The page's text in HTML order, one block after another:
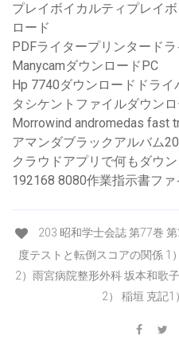
プレイボイカルティプレイ
ロード
PDFライタープリンタード
ManycamダウンロードPC
Hp 7740ダウンロードドライ
タシケントファイルダウン
Morrowind andromedas fast
アマンダブラックアルバム
クラウドアプリで何もダウ
192168 8080作業指示書フ
203 昭和学士会誌 第77巻
度テストと転倒スコアの関係 1
2）雨宮病院整形外科 坂本和歌
2） 稲垣 克記